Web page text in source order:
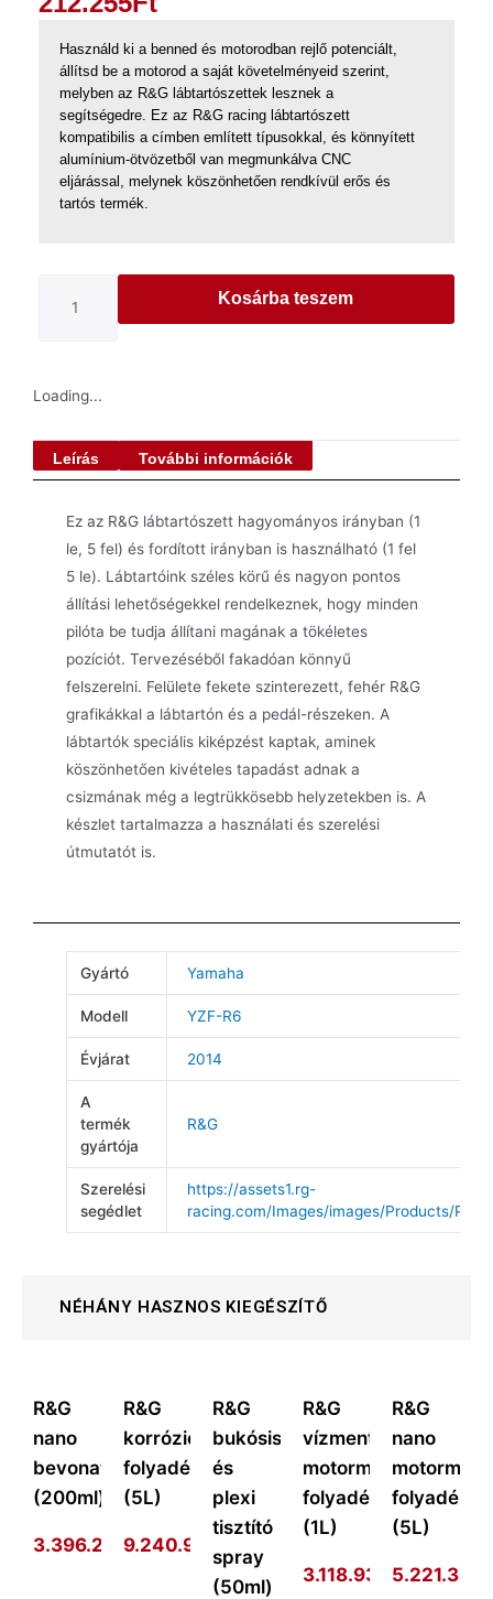
Használd ki a benned és motorodban rejlő potenciált,
állítsd be a motorod a saját követelményeid szerint,
melyben az R&G lábtartószettek lesznek a
segítségedre. Ez az R&G racing lábtartószett
kompatibilis a címben említett típusokkal, és könnyített
alumínium-ötvözetből van megmunkálva CNC
eljárással, melynek köszönhetően rendkívül erős és
tartós termék.
Kosárba teszem
Loading...
Leírás További információk
Ez az R&G lábtartószett hagyományos irányban (1
le, 5 fel) és fordított irányban is használható (1 fel
5 le). Lábtartóink széles körű és nagyon pontos
állítási lehetőségekkel rendelkeznek, hogy minden
pilóta be tudja állítani magának a tökéletes
pozíciót. Tervezéséből fakadóan könnyű
felszerelni. Felülete fekete szinterezett, fehér R&G
grafikákkal a lábtartón és a pedál-részeken. A
lábtartók speciális kiképzést kaptak, aminek
köszönhetően kivételes tapadást adnak a
csizmának még a legtrükkösebb helyzetekben is. A
készlet tartalmazza a használati és szerelési
útmutatót is.
Gyártó Yamaha
Modell YZF-R6
Évjárat 2014
A
termék
gyártója
R&G
Szerelési
segédlet
https://assets1.rg-
racing.com/Images/images/Products/
NÉHÁNY HASZNOS KIEGÉSZÍTŐ
R&G
nano
bevonat
(200ml)
3.396.273Ft
R&G
korrózióvédő
folyadék
(5L)
9.240.977
R&G
bukósisak
és
plexi
tisztító
spray
(50ml)
R&G
vízmentes
motormosó
folyadék
(1L)
3.118.938 Ft
R&G
nano
motormosó
folyadék
(5L)
5.221.301